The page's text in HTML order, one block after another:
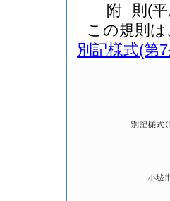
附 則 (
この規則
別記様式(第